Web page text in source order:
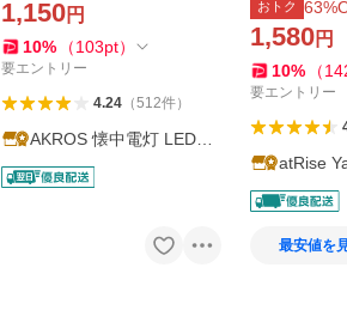
元灯 自動 USB 明るい 照明
足元
1,150円
10% （103pt）
要エントリー
4.24（512件）
AKROS 懐中電灯 LEDラ
イト キーケース
人感センサー ラ
トイレ フッ
トライト
おトク 63
1,580円
10% （
要エントリー
atRise
最安値を